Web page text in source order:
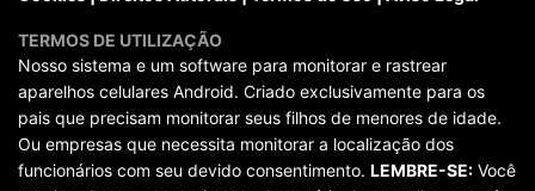
TERMOS DE UTILIZAÇÃO
Nosso sistema e um software para monitorar e rastrear
aparelhos celulares Android. Criado exclusivamente para os
pais que precisam monitorar seus filhos de menores de idade.
Ou empresas que necessita monitorar a localização dos
funcionários com seu devido consentimento. LEMBRE-SE: Você